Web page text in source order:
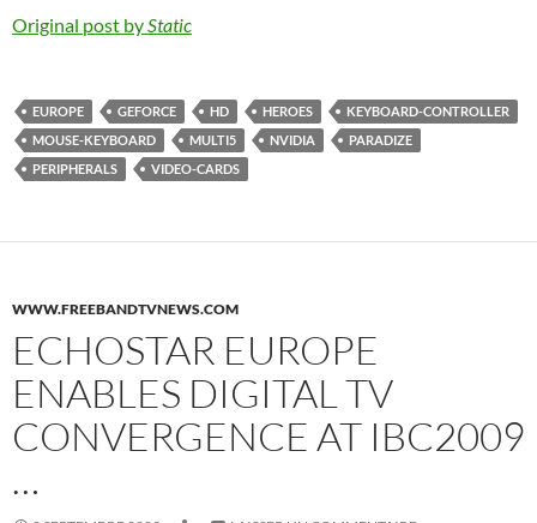
Original post byStatic
EUROPE GEFORCE HD HEROES
KEYBOARD-CONTROLLER
MOUSE-KEYBOARD
MULTI5 NVIDIA
PARADIZE
PERIPHERALS
VIDEO-CARDS
WWW.FREEBANDTVNEWS.COM
ECHOSTAR EUROPE
ENABLES DIGITAL TV
CONVERGENCE AT IBC2009
…